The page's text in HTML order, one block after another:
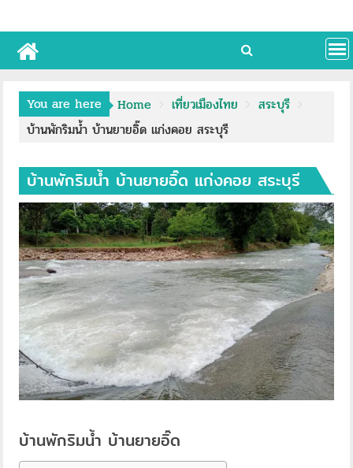
You are here Home เที่ยวเมืองไทย
สระบุรี
บ้านพักริมน้ำ บ้านยายอิ๊ด แก่งคอย สระบุรี
บ้านพักริมน้ำ บ้านยายอิ๊ด แก่งคอย สระบุรี
บ้านพักริมน้ำ บ้านยายอิ๊ด